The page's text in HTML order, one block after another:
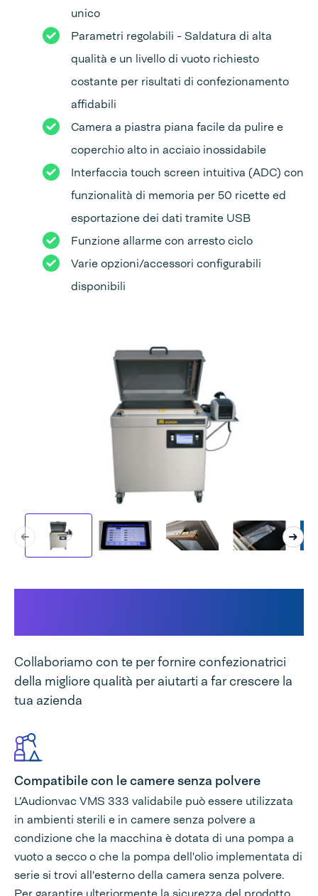
unico
Parametri regolabili - Saldatura di alta
qualità e un livello di vuoto richiesto
costante per risultati di confezionamento
affidabili
Camera a piastra piana facile da pulire e
coperchio alto in acciaio inossidabile
Interfaccia touch screen intuitiva (ADC) con
funzionalità di memoria per 50 ricette ed
esportazione dei dati tramite USB
Funzione allarme con arresto ciclo
Varie opzioni/accessori configurabili
disponibili
Collaboriamo con te per fornire confezionatrici
della migliore qualità per aiutarti a far crescere la
tua azienda
Compatibile con le camere senza polvere
L’Audionvac VMS 333 validabile può essere utilizzata
in ambienti sterili e in camere senza polvere a
condizione che la macchina è dotata di una pompa a
vuoto a secco o che la pompa dell'olio implementata di
serie si trovi all'esterno della camera senza polvere.